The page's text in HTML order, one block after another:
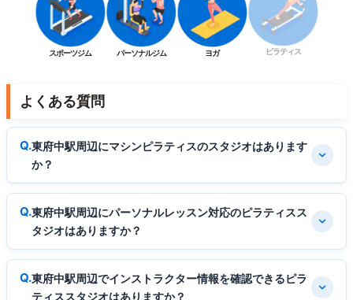
スポーツジム パーソナルジム ヨガ ピラティス
よくある質問
東府中駅周辺にマシンピラティスのスタジオはあります
か？
東府中駅周辺にパーソナルレッスン対応のピラティスス
タジオはありますか？
東府中駅周辺でインストラクター情報を確認できるピラ
ティススタジオはありますか？